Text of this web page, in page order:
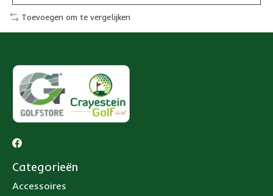
Toevoegen om te vergelijken
Categorieën
Accessoires